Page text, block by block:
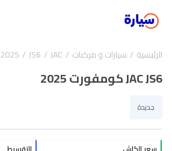
الرئيسية سيارات و مركبات JAC
JS6
2025
JAC JS6 كومفورت 2025
جديدة